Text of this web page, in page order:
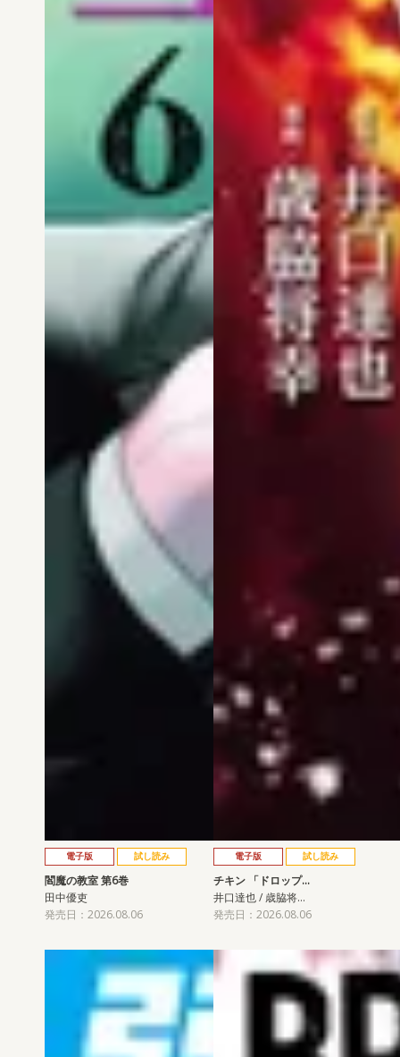
電子版 試し読み
閻魔の教室 第6巻
田中優吏
発売日：2026.08.06
電子版 試し読み
チキン 「ドロップ…
井口達也 / 歳脇将…
発売日：2026.08.06